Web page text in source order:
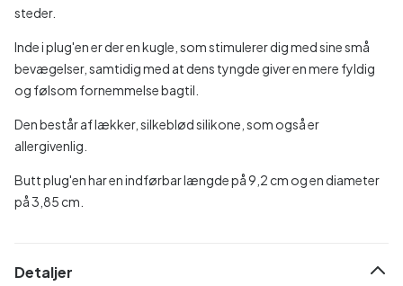
steder.
Inde i plug'en er der en kugle, som stimulerer dig med sine små
bevægelser, samtidig med at dens tyngde giver en mere fyldig
og følsom fornemmelse bagtil.
Den består af lækker, silkeblød silikone, som også er
allergivenlig.
Butt plug'en har en indførbar længde på 9,2 cm og en diameter
på 3,85 cm.
Detaljer